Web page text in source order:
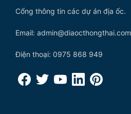
Cổng thông tin các dự án địa ốc.
Email: admin@diaocthongthai.com
Điện thoại: 0975 868 949